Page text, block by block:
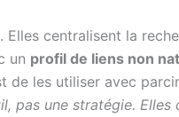
. Elles centralisent la
un profil de liens non
les utiliser avec
pas une stratégie.